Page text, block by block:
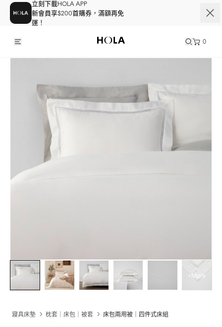
立刻下載HOLA APP
新會員享$200首購券，滿額再免
運！
0
+More
寢具床墊 枕套｜床包｜被套 床包兩用被｜四件式床組